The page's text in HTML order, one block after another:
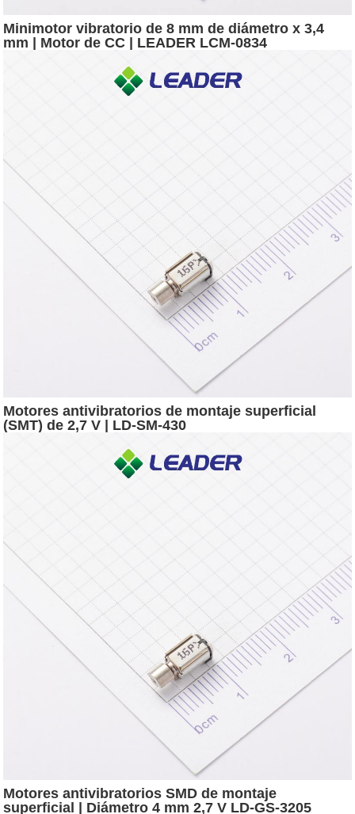
Minimotor vibratorio de 8 mm de diámetro x 3,4
mm | Motor de CC | LEADER LCM-0834
Motores antivibratorios de montaje superficial
(SMT) de 2,7 V | LD-SM-430
Motores antivibratorios SMD de montaje
superficial | Diámetro 4 mm 2,7 V LD-GS-3205